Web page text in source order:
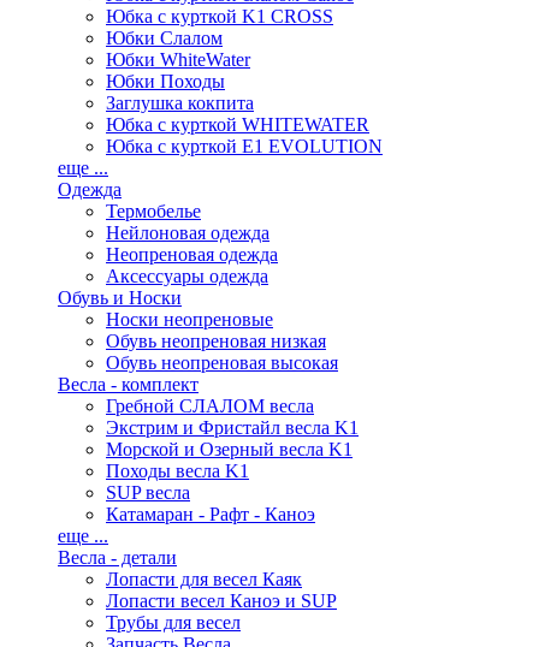
Юбка с курткой K1 CROSS
Юбки Слалом
Юбки WhiteWater
Юбки Походы
Заглушка кокпита
Юбка с курткой WHITEWATER
Юбка с курткой E1 EVOLUTION
еще ...
Одежда
Термобелье
Нейлоновая одежда
Неопреновая одежда
Аксессуары одежда
Обувь и Носки
Носки неопреновые
Обувь неопреновая низкая
Обувь неопреновая высокая
Весла - комплект
Гребной СЛАЛОМ весла
Экстрим и Фристайл весла K1
Морской и Озерный весла K1
Походы весла K1
SUP весла
Катамаран - Рафт - Каноэ
еще ...
Весла - детали
Лопасти для весел Каяк
Лопасти весел Каноэ и SUP
Трубы для весел